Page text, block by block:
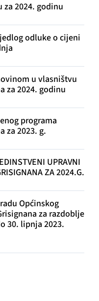
za 2024. godinu
odluke o cijeni
u vlasništvu
za 2024. godinu
programa
za 2023. g.
UPRAVNI
ZA 2024.G.
radu Općinskog
za razdoblje
30. lipnja 2023.